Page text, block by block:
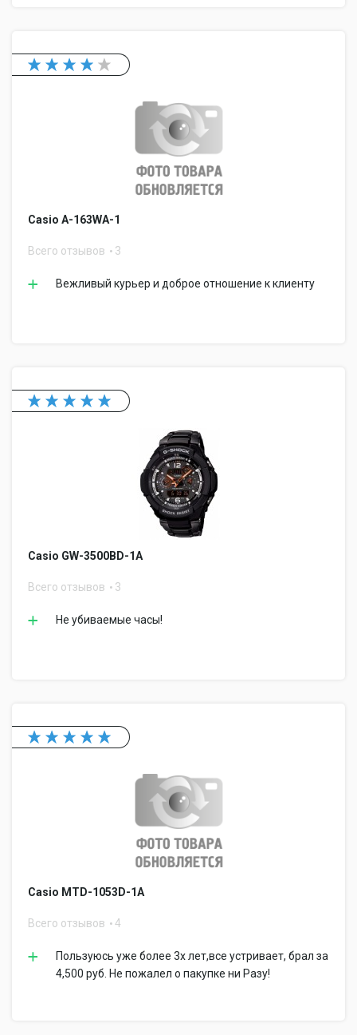
Casio A-163WA-1
Всего отзывов 3
Вежливый курьер и доброе отношение к клиенту
Casio GW-3500BD-1A
Всего отзывов 3
Не убиваемые часы!
Casio MTD-1053D-1A
Всего отзывов 4
Пользуюсь уже более 3х лет,все устривает, брал за
4,500 руб. Не пожалел о пакупке ни Разу!